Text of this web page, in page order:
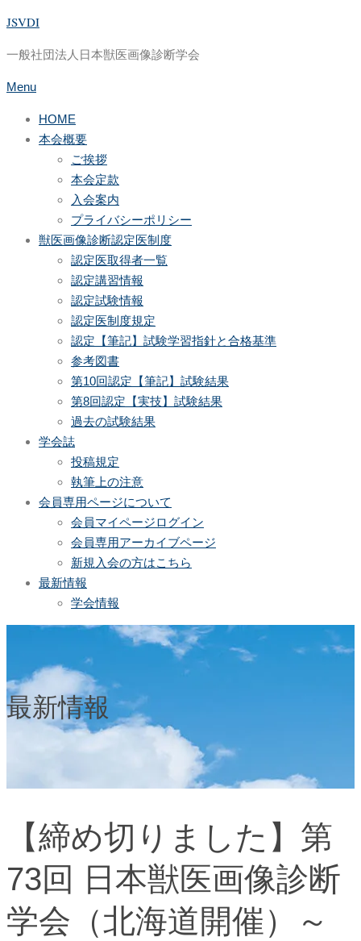
Skip
content
JSVDI
一般社団法人日本獣医画像診断学会
Menu
HOME
本会概要
ご挨拶
本会定款
入会案内
プライバシーポリシー
獣医画像診断認定医制度
認定医取得者一覧
認定講習情報
認定試験情報
認定医制度規定
認定【筆記】試験学習指針と合格基準
参考図書
第10回認定【筆記】試験結果
第8回認定【実技】試験結果
過去の試験結果
学会誌
投稿規定
執筆上の注意
会員専用ページについて
会員マイページログイン
会員専用アーカイブページ
新規入会の方はこちら
最新情報
学会情報
最新情報
【締め切りました】第
73回 日本獣医画像診断
学会（北海道開催）～